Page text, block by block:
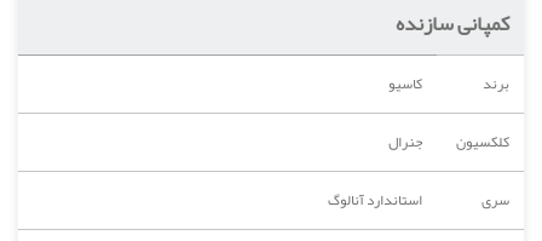
کمپانی سازنده
برند
کاسیو
کلکسیون
جنرال
سری
استاندارد آنالوگ